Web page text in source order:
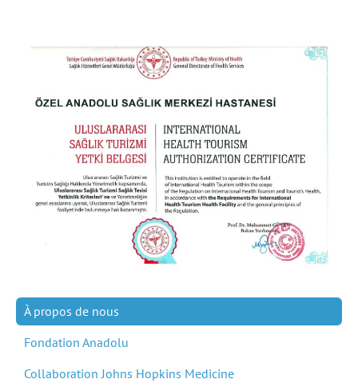
À propos de nous
Fondation Anadolu
Collaboration Johns Hopkins Medicine